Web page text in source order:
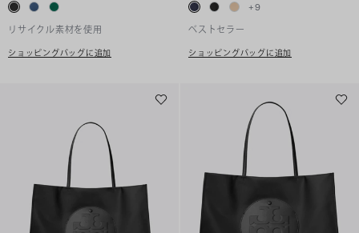
リサイクル素材を使用
ショッピングバッグに追加
+9
ベストセラー
ショッピングバッグに追加